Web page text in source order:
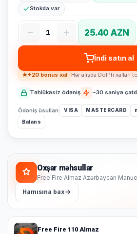
Stokda var
1 25.40 AZN
İndi satın al
+20 bonus xal Hər alışda DolPh xalları
Təhlükəsiz ödəniş ~30 saniyə
Ödəniş üsulları: VISA MASTERCARD
Balans
Oxşar məhsullar
Free Fire Almaz Azərbaycan
Hamısına bax
Free Fire 110 Almaz